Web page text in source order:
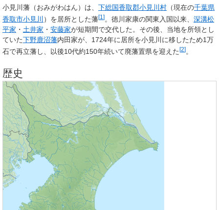
小見川藩 （おみがわはん）は、 下総国香取郡小見川村 （現在の千葉県
香取市小見川 ）を居所とした藩[1 ]。徳川家康の関東入国以来、 深溝松
平家 ・ 土井家 ・ 安藤家が短期間で交代した。その後、当地を所領とし
ていた下野鹿沼藩内田家が、1724年に居所を小見川に移したため1万
石で再立藩し、以後10代約150年続いて廃藩置県を迎えた[2]。
歴史